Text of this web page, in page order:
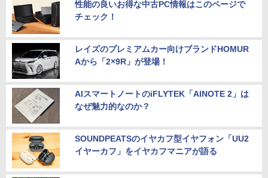
性能の良いお得な中古PC情報はこのページで
チェック！
レイズのプレミアムカー向けブランドHOMUR
Aから「2×9R」が登場！
AIスマートノートのiFLYTEK「AINOTE 2」は
なぜ魅力的なのか？
SOUNDPEATSのイヤカフ型イヤフォン「UU2
イヤーカフ」をイヤカフマニアが語る